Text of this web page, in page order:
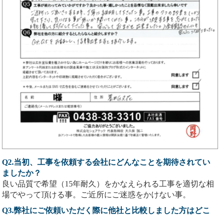
Q2.当初、工事を依頼する会社にどんなことを期待されてい
ましたか？
良い品質で希望（15年耐久）をかなえられる工事を適切な相
場でやって頂ける事。ご近所にご迷惑をかけない事。
Q3.弊社にご依頼いただく際に他社と比較しました方はどこ